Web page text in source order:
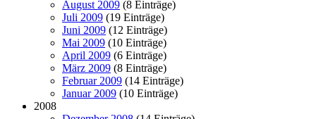
August 2009 (8 Einträge)
Juli 2009 (19 Einträge)
Juni 2009 (12 Einträge)
Mai 2009 (10 Einträge)
April 2009 (6 Einträge)
März 2009 (8 Einträge)
Februar 2009 (14 Einträge)
Januar 2009 (10 Einträge)
2008